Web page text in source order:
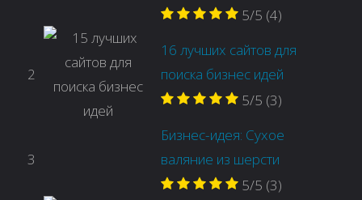
5/5 (4)
2
16 лучших сайтов для
поиска бизнес идей
5/5 (3)
3
Бизнес-идея: Сухое
валяние из шерсти
5/5 (3)